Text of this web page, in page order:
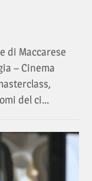
di Maccarese
– Cinema
del ci...